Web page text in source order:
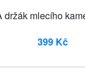
držák mlecího
399 Kč